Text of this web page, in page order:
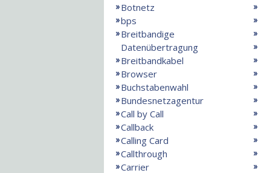
Botnetz
bps
Breitbandige
Datenübertragung
Breitbandkabel
Browser
Buchstabenwahl
Bundesnetzagentur
Call by Call
Callback
Calling Card
Callthrough
Carrier